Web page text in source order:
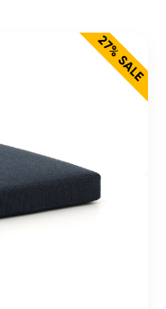
27% SALE